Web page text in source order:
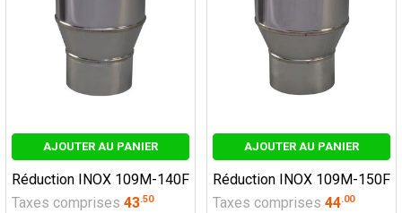
AJOUTER AU PANIER
Réduction INOX 109M-140F
Taxes comprises 43.50
AJOUTER AU PANIER
Réduction INOX 109M-150F
Taxes comprises 44.00